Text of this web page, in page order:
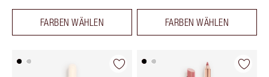
FARBEN WÄHLEN FARBEN WÄHLEN